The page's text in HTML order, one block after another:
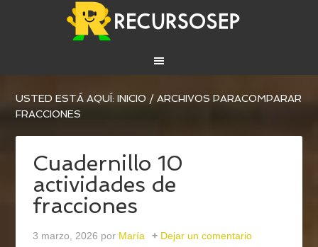
USTED ESTÁ AQUÍ:INICIO / ARCHIVOS PARACOMPARAR
FRACCIONES
Cuadernillo 10
actividades de
fracciones
3 marzo, 2026 por María Dejar un comentario